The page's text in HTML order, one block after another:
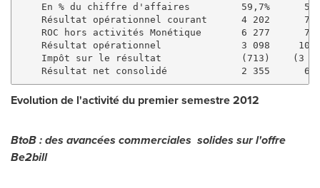
En % du chiffre d'affaires         59,7%
Résultat opérationnel courant      4 202      7
ROC hors activités Monétique       6 277      7
Résultat opérationnel              3 098     10
Impôt sur le résultat              (713)    (3
Evolution de l'activité du premier semestre 2012
BtoB: des avancées commerciales solides sur l'offre
Be2bill